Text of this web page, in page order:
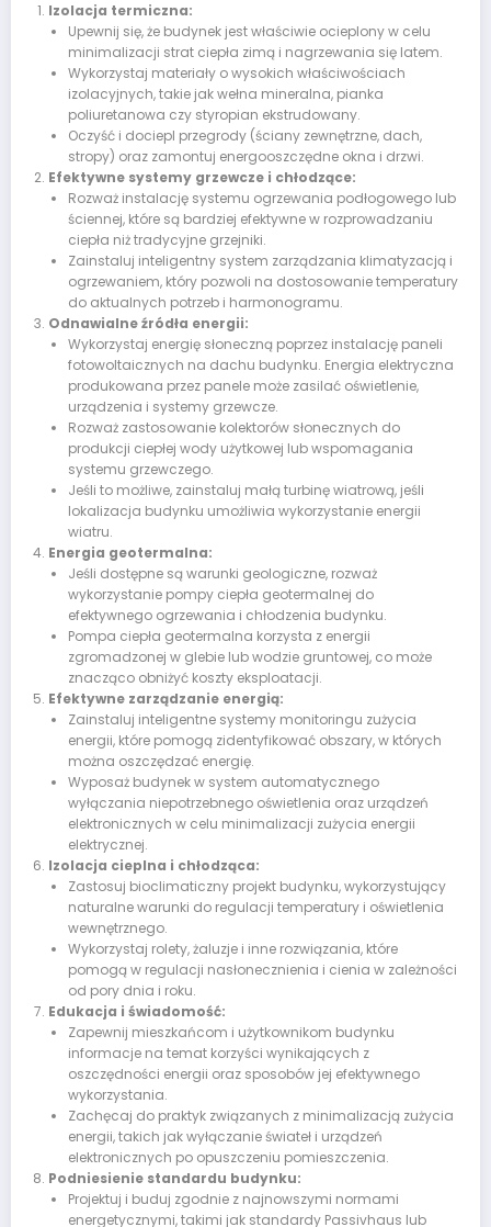
Izolacja termiczna:
Upewnij się, że budynek jest właściwie ocieplony w celu
minimalizacji strat ciepła zimą i nagrzewania się latem.
Wykorzystaj materiały o wysokich właściwościach
izolacyjnych, takie jak wełna mineralna, pianka
poliuretanowa czy styropian ekstrudowany.
Oczyść i dociepl przegrody (ściany zewnętrzne, dach,
stropy) oraz zamontuj energooszczędne okna i drzwi.
Efektywne systemy grzewcze i chłodzące:
Rozważ instalację systemu ogrzewania podłogowego lub
ściennej, które są bardziej efektywne w rozprowadzaniu
ciepła niż tradycyjne grzejniki.
Zainstaluj inteligentny system zarządzania klimatyzacją i
ogrzewaniem, który pozwoli na dostosowanie temperatury
do aktualnych potrzeb i harmonogramu.
Odnawialne źródła energii:
Wykorzystaj energię słoneczną poprzez instalację paneli
fotowoltaicznych na dachu budynku. Energia elektryczna
produkowana przez panele może zasilać oświetlenie,
urządzenia i systemy grzewcze.
Rozważ zastosowanie kolektorów słonecznych do
produkcji ciepłej wody użytkowej lub wspomagania
systemu grzewczego.
Jeśli to możliwe, zainstaluj małą turbinę wiatrową, jeśli
lokalizacja budynku umożliwia wykorzystanie energii
wiatru.
Energia geotermalna:
Jeśli dostępne są warunki geologiczne, rozważ
wykorzystanie pompy ciepła geotermalnej do
efektywnego ogrzewania i chłodzenia budynku.
Pompa ciepła geotermalna korzysta z energii
zgromadzonej w glebie lub wodzie gruntowej, co może
znacząco obniżyć koszty eksploatacji.
Efektywne zarządzanie energią:
Zainstaluj inteligentne systemy monitoringu zużycia
energii, które pomogą zidentyfikować obszary, w których
można oszczędzać energię.
Wyposaż budynek w system automatycznego
wyłączania niepotrzebnego oświetlenia oraz urządzeń
elektronicznych w celu minimalizacji zużycia energii
elektrycznej.
Izolacja cieplna i chłodząca:
Zastosuj bioclimaticzny projekt budynku, wykorzystujący
naturalne warunki do regulacji temperatury i oświetlenia
wewnętrznego.
Wykorzystaj rolety, żaluzje i inne rozwiązania, które
pomogą w regulacji nasłonecznienia i cienia w zależności
od pory dnia i roku.
Edukacja i świadomość:
Zapewnij mieszkańcom i użytkownikom budynku
informacje na temat korzyści wynikających z
oszczędności energii oraz sposobów jej efektywnego
wykorzystania.
Zachęcaj do praktyk związanych z minimalizacją zużycia
energii, takich jak wyłączanie świateł i urządzeń
elektronicznych po opuszczeniu pomieszczenia.
Podniesienie standardu budynku:
Projektuj i buduj zgodnie z najnowszymi normami
energetycznymi, takimi jak standardy Passivhaus lub